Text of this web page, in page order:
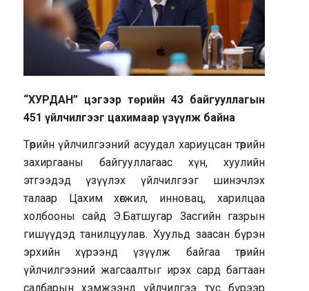
“ХУРДАН” цэгээр төрийн 43 байгууллагын
451 үйлчилгээг цахимаар үзүүлж байна
Төрийн үйлчилгээний асуудал хариуцсан төрийн
захиргааны байгууллагаас хүн, хуулийн
этгээдэд үзүүлэх үйлчилгээг шинэчлэх
талаар Цахим хөгжил, инновац, харилцаа
холбооны сайд Э.Батшугар Засгийн газрын
гишүүдэд танилцуулав. Хуульд заасан бүрэн
эрхийн хүрээнд үзүүлж байгаа төрийн
үйлчилгээний жагсаалтыг ирэх сард багтаан
салбарын хэмжээнд үйлчилгээ тус бүрээр